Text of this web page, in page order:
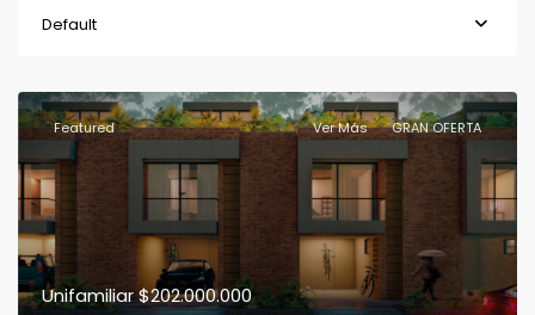
Default
Featured Ver Más GRAN OFERTA
Unifamiliar$202.000.000